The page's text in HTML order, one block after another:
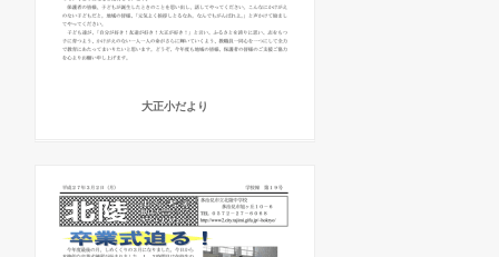
大正小だより